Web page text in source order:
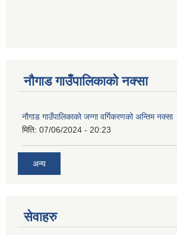
नौगाड गाउँपालिकाको नक्सा
नौगाड गाउँपालिकाको जग्गा वर्गिकरणको अन्तिम नक्सा
मिति: 07/06/2024 - 20:23
अन्य
सेवाहरु